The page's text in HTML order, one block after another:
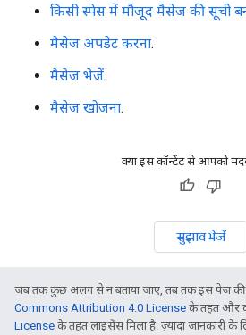
किसी स्पेस में मौजूद मैसेज की सूची
मैसेज अपडेट करना.
मैसेज भेजें.
मैसेज खोजना.
क्या इस कॉन्टेंट से आपको
सुझाव भेजें
जब तक कुछ अलग से न बताया जाए, तब तक इस पेज की
Commons Attribution 4.0 License के तहत और
License के तहत लाइसेंस मिला है. ज़्यादा जानकारी के